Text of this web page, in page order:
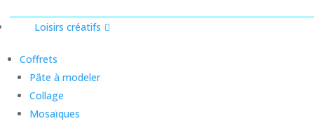
Loisirs créatifs
Coffrets
Pâte à modeler
Collage
Mosaïques